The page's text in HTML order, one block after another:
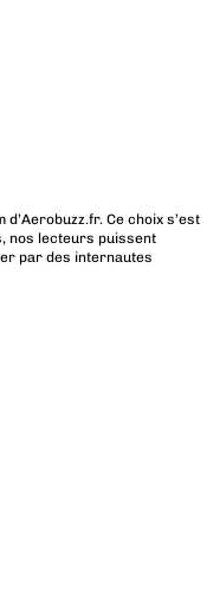
Ce choix s’est
nos lecteurs puissent
par des internautes